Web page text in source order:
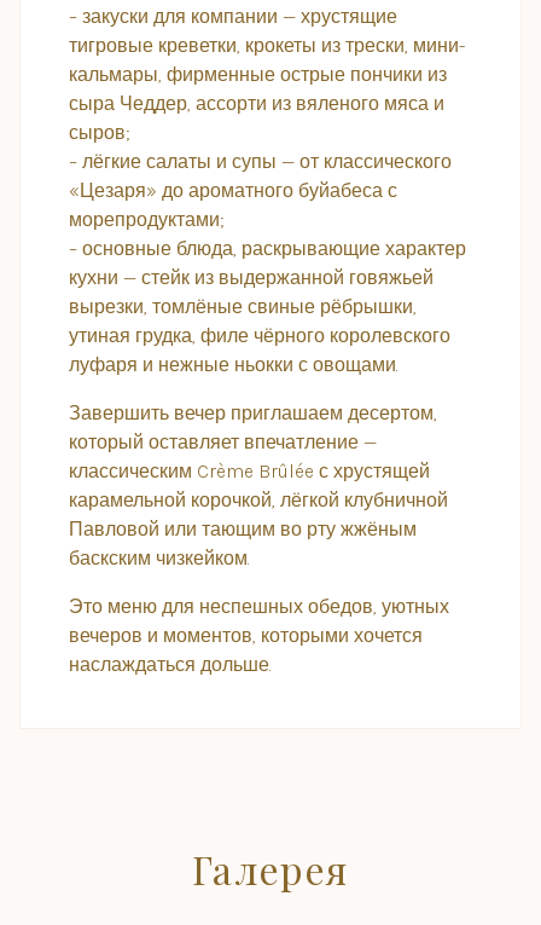
– закуски для компании — хрустящие
тигровые креветки, крокеты из трески, мини-
кальмары, фирменные острые пончики из
сыра Чеддер, ассорти из вяленого мяса и
сыров;
– лёгкие салаты и супы — от классического
«Цезаря» до ароматного буйабеса с
морепродуктами;
– основные блюда, раскрывающие характер
кухни — стейк из выдержанной говяжьей
вырезки, томлёные свиные рёбрышки,
утиная грудка, филе чёрного королевского
луфаря и нежные ньокки с овощами.
Завершить вечер приглашаем десертом,
который оставляет впечатление —
классическим Crème Brûlée с хрустящей
карамельной корочкой, лёгкой клубничной
Павловой или тающим во рту жжёным
баскским чизкейком.
Это меню для неспешных обедов, уютных
вечеров и моментов, которыми хочется
наслаждаться дольше.
Галерея